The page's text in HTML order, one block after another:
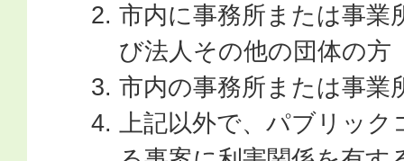
市内に事務所または事業
び法人その他の団体の方
市内の事務所または事業
上記以外で、パブリッ